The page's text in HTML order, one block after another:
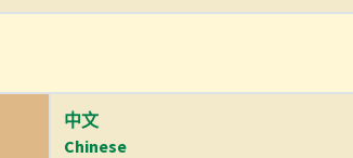
中文
Chinese